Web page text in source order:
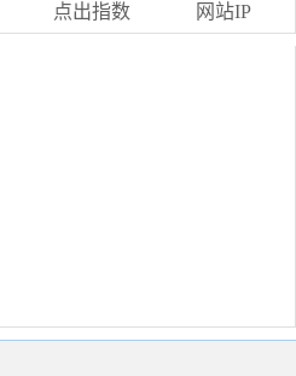
点出指数 网站IP